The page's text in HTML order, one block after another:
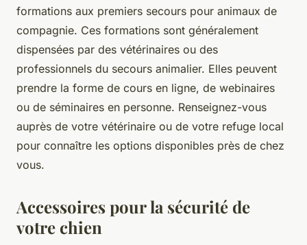
formations aux premiers secours pour animaux de
compagnie. Ces formations sont généralement
dispensées par des vétérinaires ou des
professionnels du secours animalier. Elles peuvent
prendre la forme de cours en ligne, de webinaires
ou de séminaires en personne. Renseignez-vous
auprès de votre vétérinaire ou de votre refuge local
pour connaître les options disponibles près de chez
vous.
Accessoires pour la sécurité de
votre chien